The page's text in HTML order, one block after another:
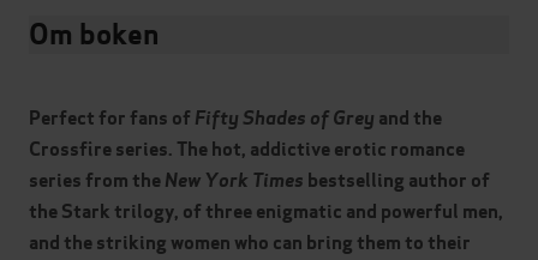
Om boken
Perfect for fans of Fifty Shades of Grey and the
Crossfire series. The hot, addictive erotic romance
series from theNew York Times bestselling author of
the Stark trilogy, of three enigmatic and powerful men,
and the striking women who can bring them to their